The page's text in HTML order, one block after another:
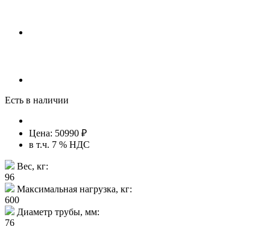
Есть в наличии
Цена: 50990 ₽
в т.ч. 7 % НДС
Вес, кг:
96
Максимальная нагрузка, кг:
600
Диаметр трубы, мм:
76